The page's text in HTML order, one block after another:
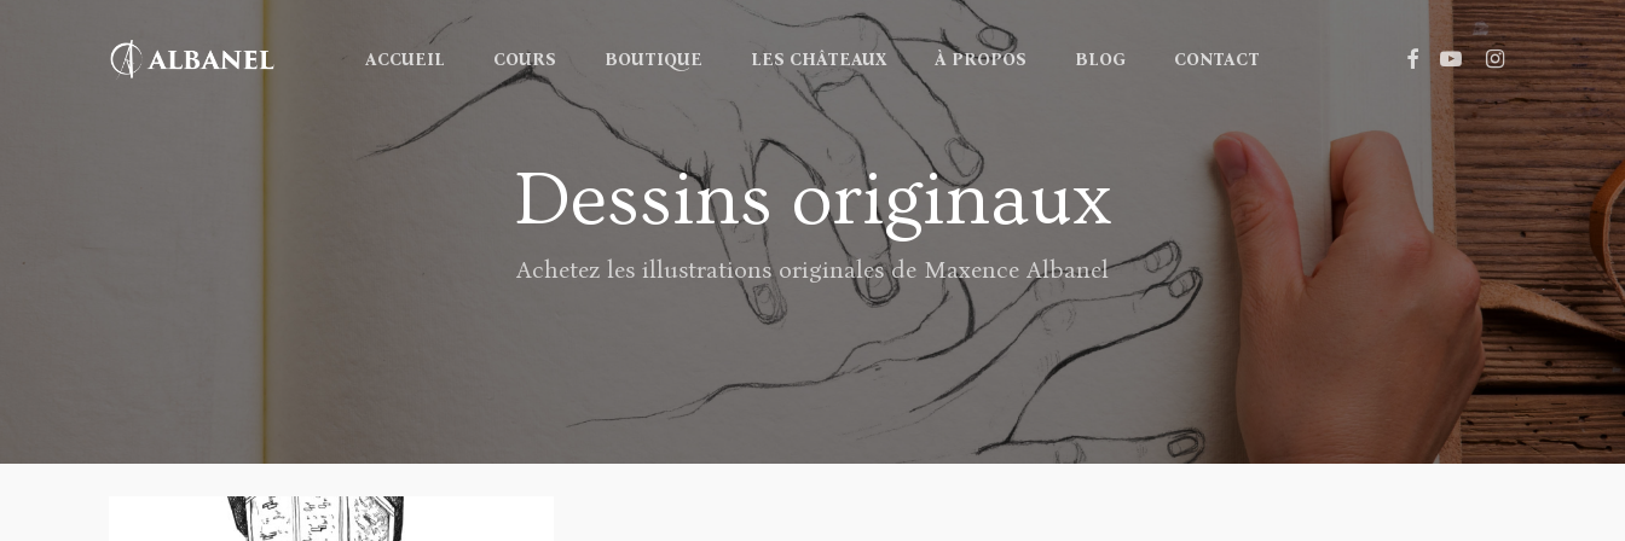
ACCUEIL COURS BOUTIQUE LES CHÂTEAUX À PROPOS BLOG CONTACT FACEBOOK
YOUTUBE
INSTAGRAM
Dessins originaux
Achetez les illustrations originales de Maxence Albanel